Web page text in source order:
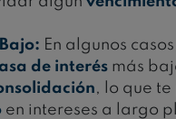
En algunos
de interés más
, lo que
en intereses a largo